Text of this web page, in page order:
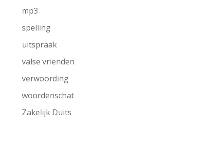
mp3
spelling
uitspraak
valse vrienden
verwoording
woordenschat
Zakelijk Duits